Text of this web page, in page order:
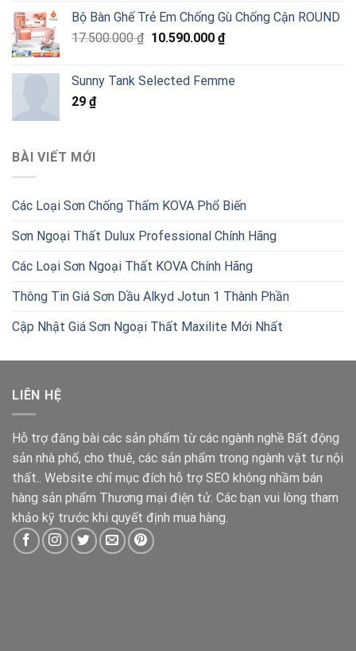
Bộ Bàn Ghế Trẻ Em Chống Gù Chống Cận ROUND
17.500.000₫ Giá
17.500.000 ₫.
10.590.000 ₫Giá
là:
Sunny Tank Selected Femme
29 ₫
BÀI VIẾT MỚI
Các Loại Sơn Chống Thấm KOVA Phổ Biến
Sơn Ngoại Thất Dulux Professional Chính Hãng
Các Loại Sơn Ngoại Thất KOVA Chính Hãng
Thông Tin Giá Sơn Dầu Alkyd Jotun 1 Thành Phần
Cập Nhật Giá Sơn Ngoại Thất Maxilite Mới Nhất
LIÊN HỆ
Hỗ trợ đăng bài các sản phẩm từ các ngành nghề Bất động
sản nhà phố, cho thuê, các sản phẩm trong ngành vật tư nội
thất.. Website chỉ mục đích hỗ trợ SEO không nhầm bán
hàng sản phẩm Thương mại điện tử. Các bạn vui lòng tham
khảo kỹ trước khi quyết định mua hàng.